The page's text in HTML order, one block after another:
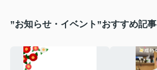
”お知らせ・イベント”おすすめ記事